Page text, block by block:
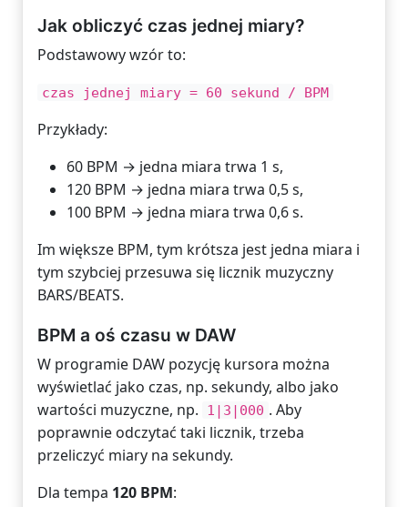
Jak obliczyć czas jednej miary?
Podstawowy wzór to:
czas jednej miary = 60 sekund / BPM
Przykłady:
60 BPM → jedna miara trwa 1 s,
120 BPM → jedna miara trwa 0,5 s,
100 BPM → jedna miara trwa 0,6 s.
Im większe BPM, tym krótsza jest jedna miara i
tym szybciej przesuwa się licznik muzyczny
BARS/BEATS.
BPM a oś czasu w DAW
W programie DAW pozycję kursora można
wyświetlać jako czas, np. sekundy, albo jako
wartości muzyczne, np.
1|3|000 . Aby
poprawnie odczytać taki licznik, trzeba
przeliczyć miary na sekundy.
Dla tempa 120 BPM: